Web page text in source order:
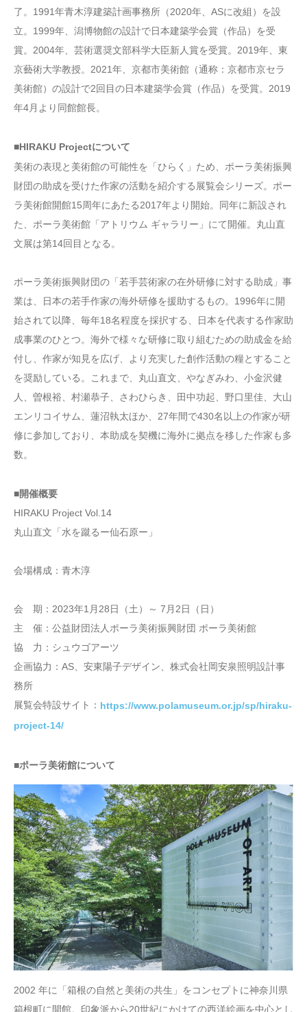
了。1991年青木淳建築計画事務所（2020年、ASに改組）を設
立。1999年、潟博物館の設計で日本建築学会賞（作品）を受
賞。2004年、芸術選奨文部科学大臣新人賞を受賞。2019年、東
京藝術大学教授。2021年、京都市美術館（通称：京都市京セラ
美術館）の設計で2回目の日本建築学会賞（作品）を受賞。2019
年4月より同館館長。
■HIRAKU Projectについて
美術の表現と美術館の可能性を「ひらく」ため、ポーラ美術振興
財団の助成を受けた作家の活動を紹介する展覧会シリーズ。ポー
ラ美術館開館15周年にあたる2017年より開始。同年に新設され
た、ポーラ美術館「アトリウム ギャラリー」にて開催。丸山直
文展は第14回目となる。
ポーラ美術振興財団の「若手芸術家の在外研修に対する助成」事
業は、日本の若手作家の海外研修を援助するもの。1996年に開
始されて以降、毎年18名程度を採択する、日本を代表する作家助
成事業のひとつ。海外で様々な研修に取り組むための助成金を給
付し、作家が知見を広げ、より充実した創作活動の糧とすること
を奨励している。これまで、丸山直文、やなぎみわ、小金沢健
人、曽根裕、村瀬恭子、さわひらき、田中功起、野口里佳、大山
エンリコイサム、蓮沼執太ほか、27年間で430名以上の作家が研
修に参加しており、本助成を契機に海外に拠点を移した作家も多
数。
■開催概要
HIRAKU Project Vol.14
丸山直文「水を蹴るー仙石原ー」
会場構成：青木淳
会 期：2023年1月28日（土）～ 7月2日（日）
主 催：公益財団法人ポーラ美術振興財団 ポーラ美術館
協 力：シュウゴアーツ
企画協力：AS、安東陽子デザイン、株式会社岡安泉照明設計事
務所
展覧会特設サイト： https://www.polamuseum.or.jp/sp/hiraku-
project-14/
■ポーラ美術館について
2002 年に「箱根の自然と美術の共生」をコンセプトに神奈川県
箱根町に開館。印象派から20世紀にかけての西洋絵画を中心とし